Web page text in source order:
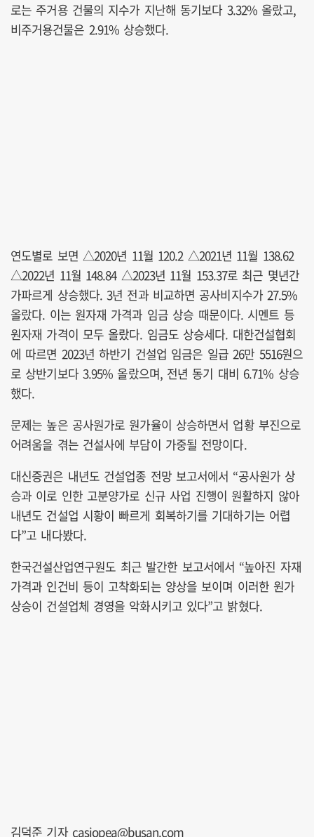
로는 주거용 건물의 지수가 지난해 동기보다 3.32% 올랐고,
비주거용건물은 2.91% 상승했다.
연도별로 보면 △2020년 11월 120.2 △2021년 11월 138.62
△2022년 11월 148.84 △2023년 11월 153.37로 최근 몇년간
가파르게 상승했다. 3년 전과 비교하면 공사비지수가 27.5%
올랐다. 이는 원자재 가격과 임금 상승 때문이다. 시멘트 등
원자재 가격이 모두 올랐다. 임금도 상승세다. 대한건설협회
에 따르면 2023년 하반기 건설업 임금은 일급 26만 5516원으
로 상반기보다 3.95% 올랐으며, 전년 동기 대비 6.71% 상승
했다.
문제는 높은 공사원가로 원가율이 상승하면서 업황 부진으로
어려움을 겪는 건설사에 부담이 가중될 전망이다.
대신증권은 내년도 건설업종 전망 보고서에서 “공사원가 상
승과 이로 인한 고분양가로 신규 사업 진행이 원활하지 않아
내년도 건설업 시황이 빠르게 회복하기를 기대하기는 어렵
다”고 내다봤다.
한국건설산업연구원도 최근 발간한 보고서에서 “높아진 자재
가격과 인건비 등이 고착화되는 양상을 보이며 이러한 원가
상승이 건설업체 경영을 악화시키고 있다”고 밝혔다.
김덕준 기자 casiopea@busan.com